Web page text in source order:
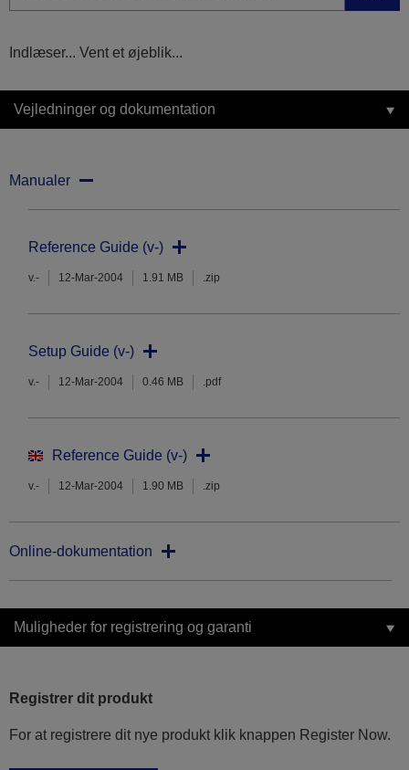
Indlæser... Vent et øjeblik...
Vejledninger og dokumentation
Manualer
Reference Guide (v-)
v.- 12-Mar-2004 1.91 MB .zip
Setup Guide (v-)
v.- 12-Mar-2004 0.46 MB .pdf
Reference Guide (v-)
v.- 12-Mar-2004 1.90 MB .zip
Online-dokumentation
Muligheder for registrering og garanti
Registrer dit produkt
For at registrere dit nye produkt klik knappen Register Now.